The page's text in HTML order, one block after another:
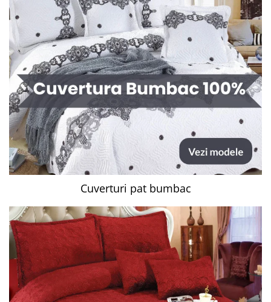
Cuverturi pat bumbac